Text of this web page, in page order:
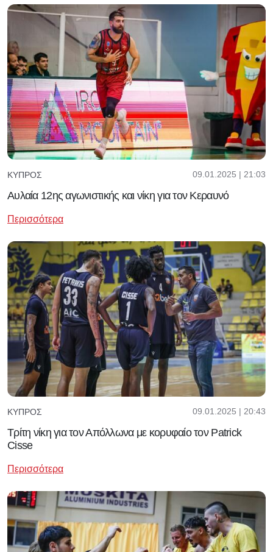
ΚΎΠΡΟΣ 09.01.2025 | 21:03
Αυλαία 12ης αγωνιστικής και νίκη για τον Κεραυνό
Περισσότερα
ΚΎΠΡΟΣ 09.01.2025 | 20:43
Τρίτη νίκη για τον Απόλλωνα με κορυφαίο τον Patrick
Cisse
Περισσότερα